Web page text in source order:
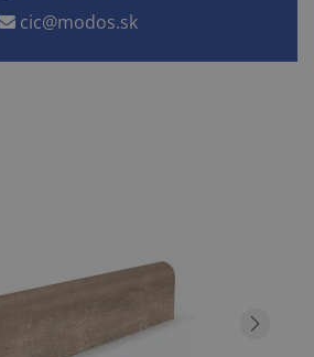
cic@modos.sk